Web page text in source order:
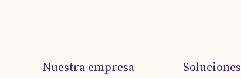
Nuestra empresa Soluciones